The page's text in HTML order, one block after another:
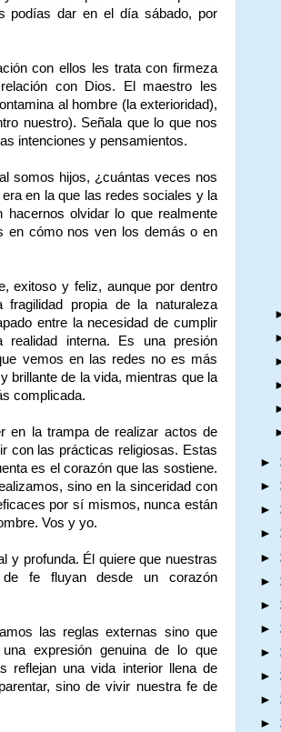
podías dar en el día sábado, por
con ellos les trata con firmeza
con Dios. El maestro les
al hombre (la exterioridad),
nuestro). Señala que lo que nos
intenciones y pensamientos.
somos hijos, ¿cuántas veces nos
en la que las redes sociales y la
hacernos olvidar lo que realmente
en cómo nos ven los demás o en
exitoso y feliz, aunque por dentro
propia de la naturaleza
entre la necesidad de cumplir
interna. Es una presión
vemos en las redes no es más
brillante de la vida, mientras que la
complicada.
en la trampa de realizar actos de
con las prácticas religiosas. Estas
es el corazón que las sostiene.
sino en la sinceridad con
por sí mismos, nunca están
Vos y yo.
y profunda. Él quiere que nuestras
fe fluyan desde un corazón
las reglas externas sino que
expresión genuina de lo que
reflejan una vida interior llena de
sino de vivir nuestra fe de
►
►
►
►
►
►
►
►
►
►
►
►